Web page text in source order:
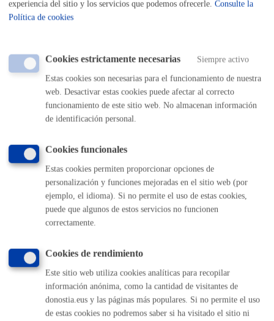
Tasas por la Ocupación del Dominio Público Municipal
**Anexo a regir desde el 1 de enero de 2026
: 3,79€/m2/día (4,17 € si reserva), salvo en caso de
ocupaciones de duración inferior a 1 hora (no reservas de
cobrará una vez finalizada la ocupación.
Fianzasolo en algunos casos concretos (en caso necesario
se le requerirá).
Plazo de resolución y sentido
Plazo estimado:10 días Plazo legal:3 meses
Sentido del silencio:Negativo
Diez días hábiles (10) en el caso de los vehículos de más de
experiencia del sitio y los servicios que podemos ofrecerle. Consulte la
Política de cookies
Cookies estrictamente necesarias Siempre activo
Estas cookies son necesarias para el funcionamiento de nuestra
web. Desactivar estas cookies puede afectar al correcto
funcionamiento de este sitio web. No almacenan información
de identificación personal.
Cookies funcionales
Estas cookies permiten proporcionar opciones de
personalización y funciones mejoradas en el sitio web (por
ejemplo, el idioma). Si no permite el uso de estas cookies,
puede que algunos de estos servicios no funcionen
correctamente.
Cookies de rendimiento
Este sitio web utiliza cookies analíticas para recopilar
información anónima, como la cantidad de visitantes de
donostia.eus y las páginas más populares. Si no permite el uso
de estas cookies no podremos saber si ha visitado el sitio ni